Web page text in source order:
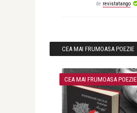
de revistatango
CEA MAI FRUMOASA POEZIE
CEA MAI FRUMOASA POEZIE